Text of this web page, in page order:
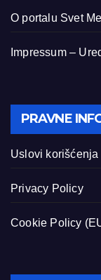
O portalu Svet
Impressum –
PRAVNE
Uslovi korišćenja
Privacy Policy
Cookie Policy